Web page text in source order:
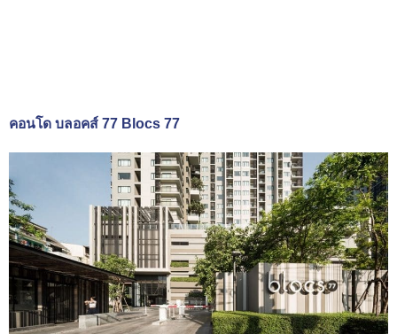
คอนโด บลอคส์ 77 Blocs 77